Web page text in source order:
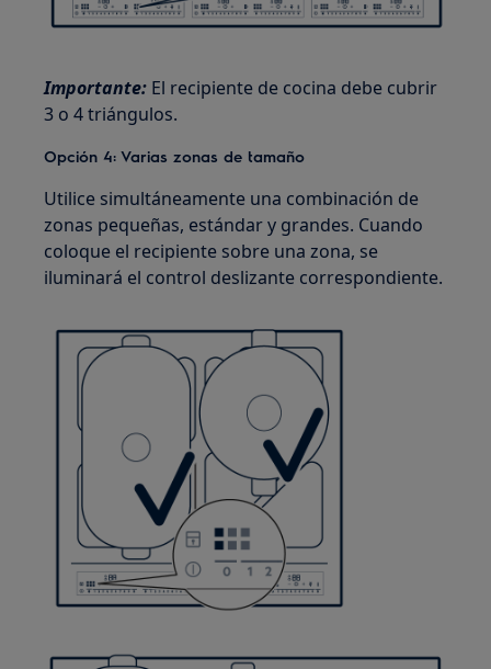
Importante: El recipiente de cocina debe cubrir
3 o 4 triángulos.
Opción 4: Varias zonas de tamaño
Utilice simultáneamente una combinación de
zonas pequeñas, estándar y grandes. Cuando
coloque el recipiente sobre una zona, se
iluminará el control deslizante correspondiente.